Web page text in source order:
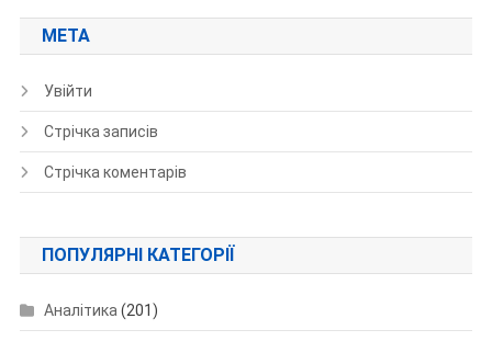
МЕТА
Увійти
Стрічка записів
Стрічка коментарів
ПОПУЛЯРНІ КАТЕГОРІЇ
Аналітика(201)